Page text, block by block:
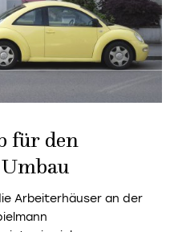
für den
Arbeiterhäuser an der